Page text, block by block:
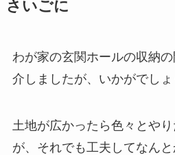
さいごに
わが家の玄関ホールの収納
介しましたが、いかがでしょ
土地が広かったら色々とや
が、それでも工夫してなん